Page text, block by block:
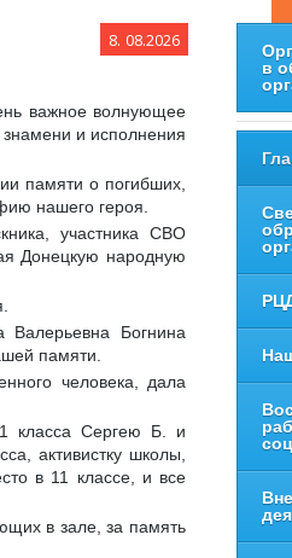
8. 08.2026
важное волнующее
и исполнения
памяти о погибших,
нашего героя.
участника СВО
Донецкую народную
Богнина
памяти.
человека, дала
класса Сергею Б. и
активистку школы,
в 11 классе, и все
в зале, за память
в